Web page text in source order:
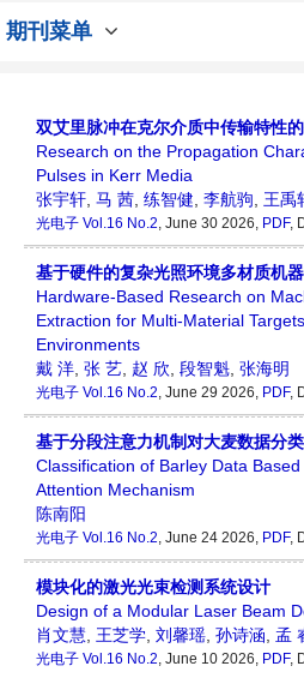
期刊菜单
双艾里脉冲在克尔介质中传输特性
Research on the Propagation
Pulses in Kerr Media
张宇轩, 马 茜, 练智健, 李航驹, 王禹
光电子 Vol.16 No.2, June 30 2026, PDF,
基于硬件的复杂光照环境多材质机
Hardware-Based Research on
Extraction for Multi-Material
Environments
戴 洋, 张 艺, 赵 欣, 段智魁, 张海明
光电子 Vol.16 No.2, June 29 2026, PDF,
基于分段注意力机制对大麦数据分类
Classification of Barley Data
Attention Mechanism
陈南阳
光电子 Vol.16 No.2, June 24 2026, PDF,
模块化的激光光束检测系统设计
Design of a Modular Laser Beam
肖文慧, 王芝学, 刘馨瑶, 孙诗涵, 孟
光电子 Vol.16 No.2, June 10 2026, PDF,